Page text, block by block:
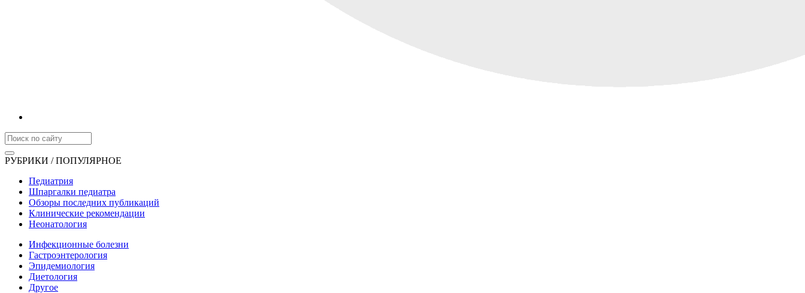
РУБРИКИ / ПОПУЛЯРНОЕ
Педиатрия
Шпаргалки педиатра
Обзоры последних публикаций
Клинические рекомендации
Неонатология
Инфекционные болезни
Гастроэнтерология
Эпидемиология
Диетология
Другое